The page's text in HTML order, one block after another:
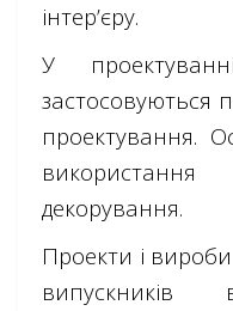
інтер’єру.
У
застосовуються
проектування.
декорування.
Проекти і вироби
випускників